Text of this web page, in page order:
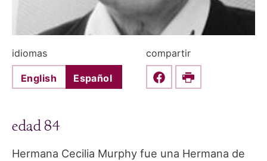
idiomas
English Español
compartir
Share this on Facebook
Print
edad 84
Hermana Cecilia Murphy fue una Hermana de